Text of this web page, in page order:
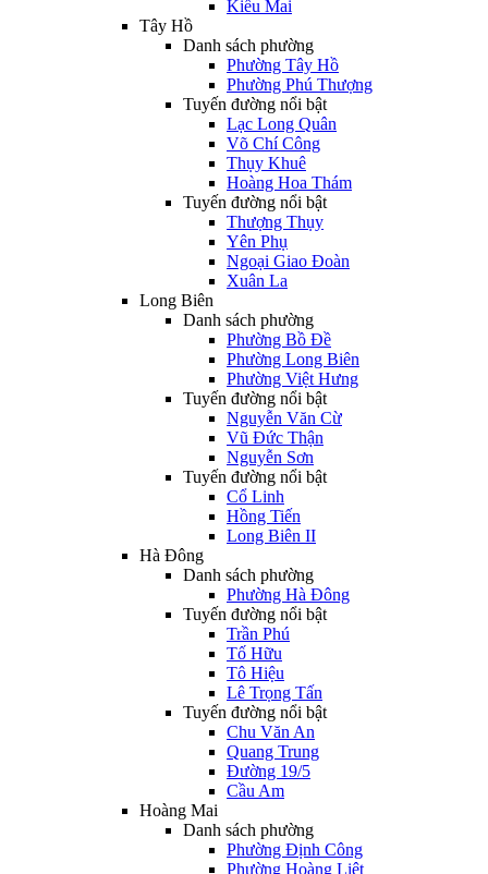
Kiều Mai
Tây Hồ
Danh sách phường
Phường Tây Hồ
Phường Phú Thượng
Tuyến đường nổi bật
Lạc Long Quân
Võ Chí Công
Thụy Khuê
Hoàng Hoa Thám
Tuyến đường nổi bật
Thượng Thụy
Yên Phụ
Ngoại Giao Đoàn
Xuân La
Long Biên
Danh sách phường
Phường Bồ Đề
Phường Long Biên
Phường Việt Hưng
Tuyến đường nổi bật
Nguyễn Văn Cừ
Vũ Đức Thận
Nguyễn Sơn
Tuyến đường nổi bật
Cổ Linh
Hồng Tiến
Long Biên II
Hà Đông
Danh sách phường
Phường Hà Đông
Tuyến đường nổi bật
Trần Phú
Tố Hữu
Tô Hiệu
Lê Trọng Tấn
Tuyến đường nổi bật
Chu Văn An
Quang Trung
Đường 19/5
Cầu Am
Hoàng Mai
Danh sách phường
Phường Định Công
Phường Hoàng Liệt